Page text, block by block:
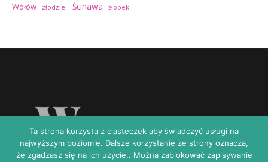
Wołów złodziej Ścinawa żłobek
Ta strona korzysta z ciasteczek aby świadczyć usługi na
najwyższym poziomie. Dalsze korzystanie ze strony oznacza,
że zgadzasz się na ich użycie.. Można zablokować zapisywanie